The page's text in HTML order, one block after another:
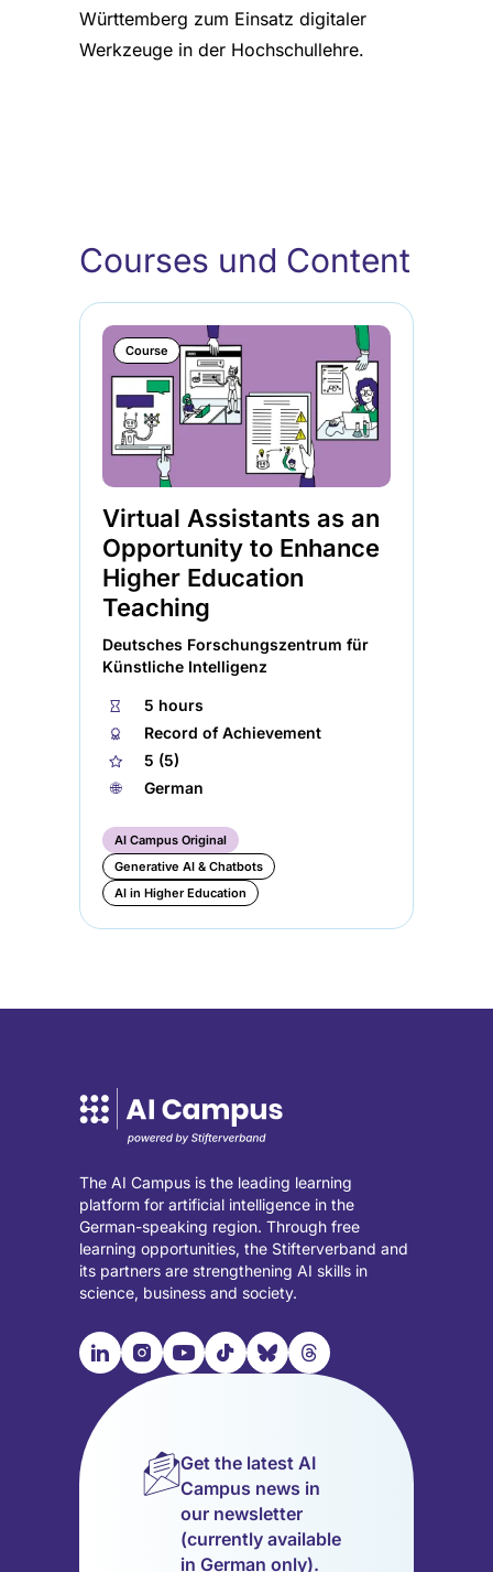
Württemberg zum Einsatz digitaler
Werkzeuge in der Hochschullehre.
Courses und Content
Course
Virtual Assistants as an
Opportunity to Enhance
Higher Education
Teaching
Deutsches Forschungszentrum für
Künstliche Intelligenz
⏱
5 hours
🏅︎
Record of Achievement
★
5 (5)
🌐︎
German
AI Campus Original
Generative AI & Chatbots
AI in Higher Education
The AI Campus is the leading learning
platform for artificial intelligence in the
German-speaking region. Through free
learning opportunities, the Stifterverband and
its partners are strengthening AI skills in
science, business and society.

Visit
our
LinkedIn
(opens
📹︎
Visit
our
(opens
in
📺︎
Visit
(opens
in
a
new
tab)
🎵︎
Visit
(opens
in
a
new
tab)
🦋︎
Visit
(opens
in
a
new
tab)
🧵︎
Visit
(opens
in
new
tab)
Get the latest AI
Campus news in
our newsletter
(currently available
in German only).